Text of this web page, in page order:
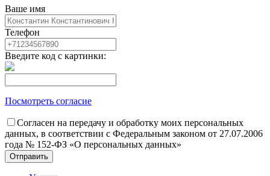
Ваше имя
Телефон
Введите код с картинки:
Посмотреть согласие
Согласен на передачу и обработку моих персональных
данных, в соответствии с Федеральным законом от 27.07.2006
года № 152-ФЗ «О персональных данных»
Отправить